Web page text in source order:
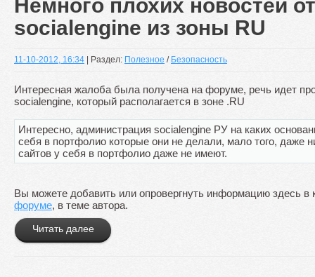
Немного плохих новостей
socialengine из зоны RU
11-10-2012, 16:34 | Раздел: Полезное / Безопасность
Интересная жалоба была получена на форуме, речь идет
socialengine, который располагается в зоне .RU
Интересно, администрация socialengine РУ на каких
себя в портфолио которые они не делали, мало того, даже
сайтов у себя в портфолио даже не имеют.
Вы можете добавить или опровергнуть информацию здесь в
форуме, в теме автора.
Читать далее